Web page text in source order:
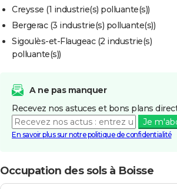
Creysse (1 industrie(s) polluante(s))
Bergerac (3 industrie(s) polluante(s))
Sigoulès-et-Flaugeac (2 industrie(s)
polluante(s))
A ne pas manquer
Recevez nos astuces et bons plans
Je
En savoir plus sur notre politique de confidentialité
Occupation des sols à Boisse